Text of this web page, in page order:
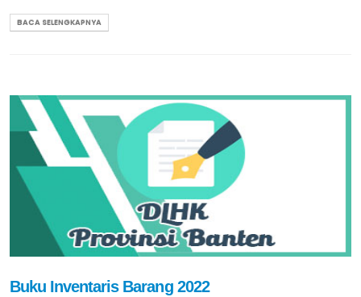
BACA SELENGKAPNYA
Buku Inventaris Barang 2022